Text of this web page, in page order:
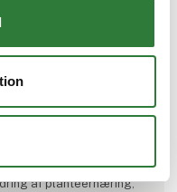
er den største
virksomheden
af planteernæring,